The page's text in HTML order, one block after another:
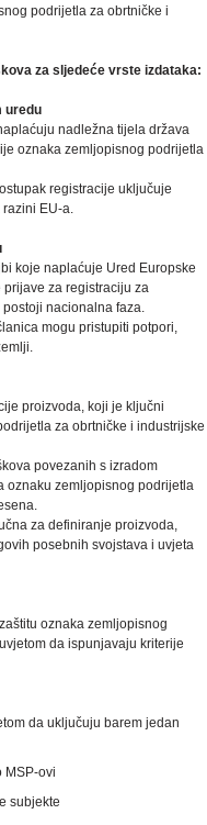
podrijetla za obrtničke i
za sljedeće vrste izdataka:
uredu
nadležna tijela država
oznaka zemljopisnog podrijetla
registracije uključuje
EU-a.
koje naplaćuje Ured Europske
za registraciju za
nacionalna faza.
mogu pristupiti potpori,
proizvoda, koji je ključni
za obrtničke i industrijske
povezanih s izradom
oznaku zemljopisnog podrijetla
za definiranje proizvoda,
posebnih svojstava i uvjeta
oznaka zemljopisnog
da ispunjavaju kriterije
da uključuju barem jedan
MSP-ovi
subjekte